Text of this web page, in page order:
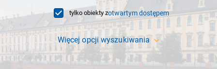
tylko obiekty zotwartym dostępem
Więcej opcji wyszukiwania